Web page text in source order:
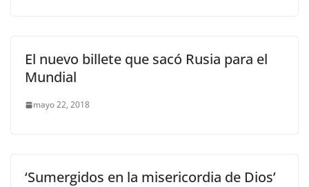
El nuevo billete que sacó Rusia para el
Mundial
mayo 22, 2018
‘Sumergidos en la misericordia de Dios’